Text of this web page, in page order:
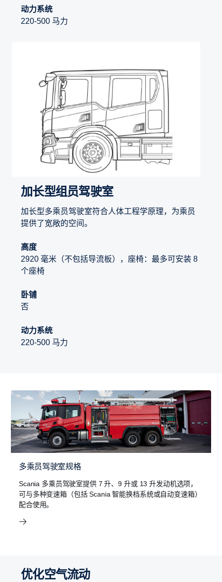
动力系统
220-500 马力
加长型组员驾驶室
加长型多乘员驾驶室符合人体工程学原理，为乘员
提供了宽敞的空间。
高度
2920 毫米（不包括导流板），座椅：最多可安装 8
个座椅
卧铺
否
动力系统
220-500 马力
多乘员驾驶室规格
Scania 多乘员驾驶室提供 7 升、9 升或 13 升发动机选项，
可与多种变速箱（包括 Scania 智能换档系统或自动变速箱）
配合使用。
优化空气流动